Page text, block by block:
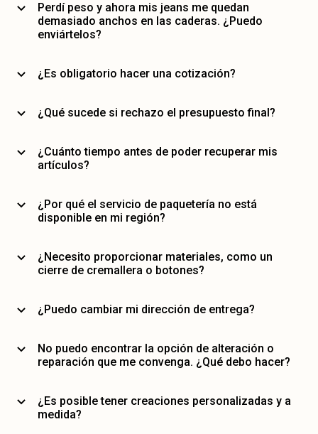
Perdí peso y ahora mis jeans me quedan
demasiado anchos en las caderas. ¿Puedo
enviártelos?
¿Es obligatorio hacer una cotización?
¿Qué sucede si rechazo el presupuesto final?
¿Cuánto tiempo antes de poder recuperar mis
artículos?
¿Por qué el servicio de paquetería no está
disponible en mi región?
¿Necesito proporcionar materiales, como un
cierre de cremallera o botones?
¿Puedo cambiar mi dirección de entrega?
No puedo encontrar la opción de alteración o
reparación que me convenga. ¿Qué debo hacer?
¿Es posible tener creaciones personalizadas y a
medida?